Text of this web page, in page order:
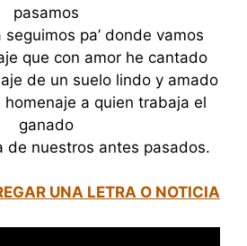
pasamos
pa’ donde vamos
que con amor he cantado
de un suelo lindo y amado
homenaje a quien trabaja el
ganado
de nuestros antes pasados.
UNA LETRA O NOTICIA